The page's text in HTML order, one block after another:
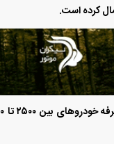
به این ترتیب